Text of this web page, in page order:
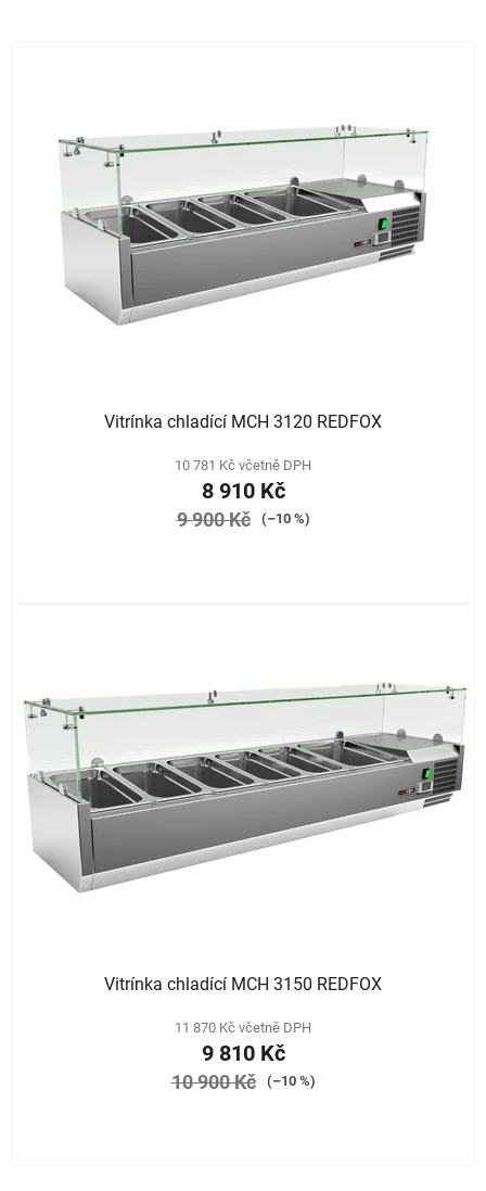
Vitrínka chladící MCH 3120 REDFOX
10 781 Kč včetně DPH
8 910 Kč
9 900 Kč (–10 %)
Vitrínka chladící MCH 3150 REDFOX
11 870 Kč včetně DPH
9 810 Kč
10 900 Kč (–10 %)